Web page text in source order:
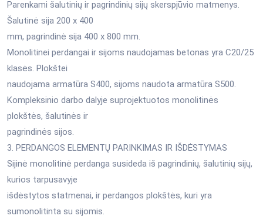
Parenkami šalutinių ir pagrindinių sijų skerspjūvio matmenys.
Šalutinė sija 200 x 400
mm, pagrindinė sija 400 x 800 mm.
Monolitinei perdangai ir sijoms naudojamas betonas yra C20/25
klasės. Plokštei
naudojama armatūra S400, sijoms naudota armatūra S500.
Kompleksinio darbo dalyje suprojektuotos monolitinės
plokštės, šalutinės ir
pagrindinės sijos.
3. PERDANGOS ELEMENTŲ PARINKIMAS IR IŠDĖSTYMAS
Sijinė monolitinė perdanga susideda iš pagrindinių, šalutinių sijų,
kurios tarpusavyje
išdėstytos statmenai, ir perdangos plokštės, kuri yra
sumonolitinta su sijomis.